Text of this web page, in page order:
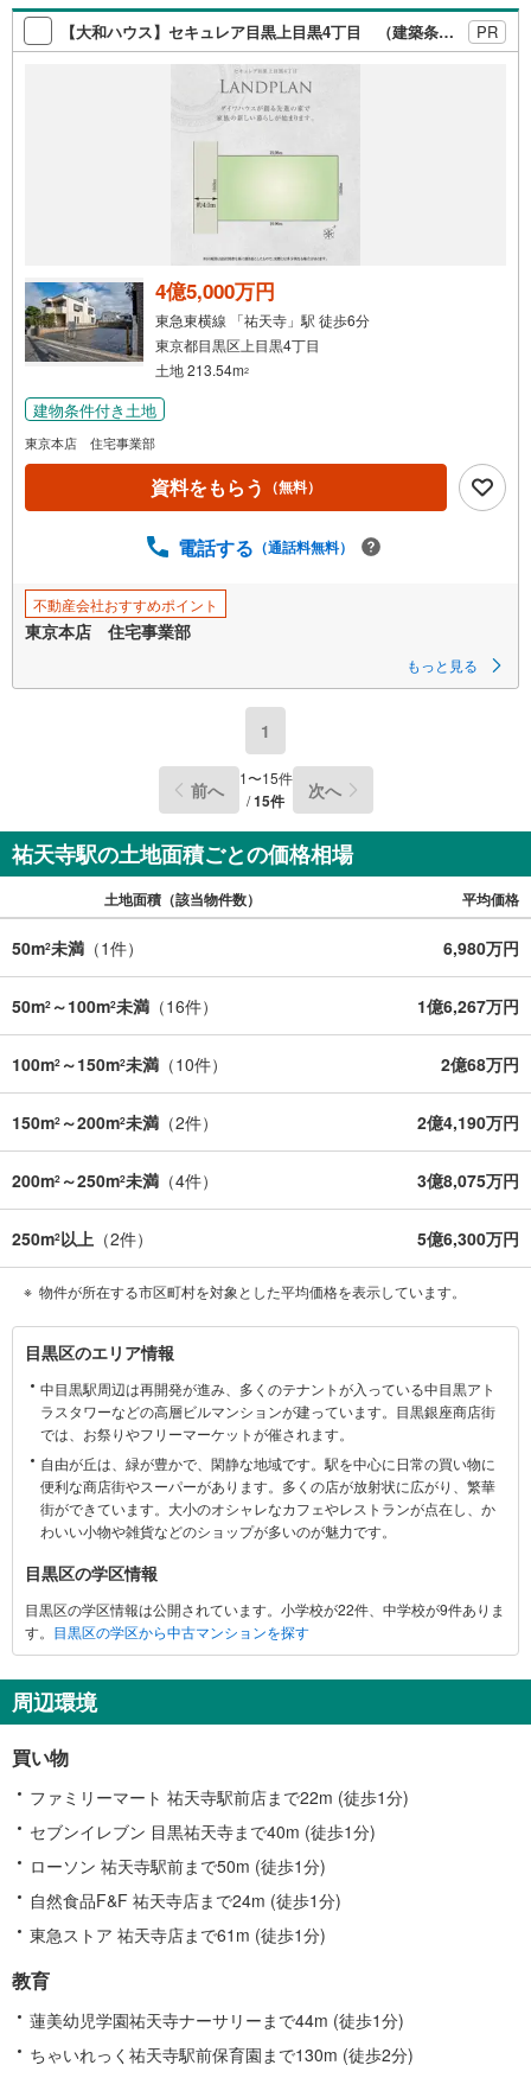
索
条
る
・
条
件
マ
イ
ペ
ジ
存
す
【大和ハウス】セキュレア目黒上目黒4丁目 （建築条件付宅地分譲） PR
4億5,000万円
東急東横線 「祐天寺」駅 徒歩6分
東京都目黒区上目黒4丁目
土地 213.54m2
建物条件付き土地
東京本店 住宅事業部
資料をもらう （無料）
電話する （通話料無料）
不動産会社おすすめポイント
東京本店 住宅事業部
もっと見る
1
前へ 1〜15件
/15件 次へ
祐天寺駅の土地面積ごとの価格相場
土地面積（該当物件数） 平均価格
50m2未満 （1件） 6,980万円
50m2 ～100m2未満 （16件） 1億6,267万円
100m2 ～150m2未満 （10件） 2億68万円
150m2 ～200m2未満 （2件） 2億4,190万円
200m2 ～250m2未満 （4件） 3億8,075万円
250m2以上 （2件） 5億6,300万円
物件が所在する市区町村を対象とした平均価格を表示しています。
黒
区
す
る
目黒区のエリア情報
中目黒駅周辺は再開発が進み、多くのテナントが入っている中目黒アト
ラスタワーなどの高層ビルマンションが建っています。目黒銀座商店街
では、お祭りやフリーマーケットが催されます。
自由が丘は、緑が豊かで、閑静な地域です。駅を中心に日常の買い物に
便利な商店街やスーパーがあります。多くの店が放射状に広がり、繁華
街ができています。大小のオシャレなカフェやレストランが点在し、か
わいい小物や雑貨などのショップが多いのが魅力です。
目黒区の学区情報
目黒区の学区情報は公開されています。小学校が22件、中学校が9件ありま
す。 目黒区の学区から中古マンションを探す
周辺環境
買い物
ファミリーマート 祐天寺駅前店まで22m (徒歩1分)
セブンイレブン 目黒祐天寺まで40m (徒歩1分)
ローソン 祐天寺駅前まで50m (徒歩1分)
自然食品F&F 祐天寺店まで24m (徒歩1分)
東急ストア 祐天寺店まで61m (徒歩1分)
教育
蓮美幼児学園祐天寺ナーサリーまで44m (徒歩1分)
ちゃいれっく祐天寺駅前保育園まで130m (徒歩2分)